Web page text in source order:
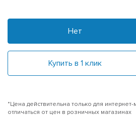
Нет
Купить в 1 клик
*Цена действительна только для
отличаться от цен в розничных магазинах